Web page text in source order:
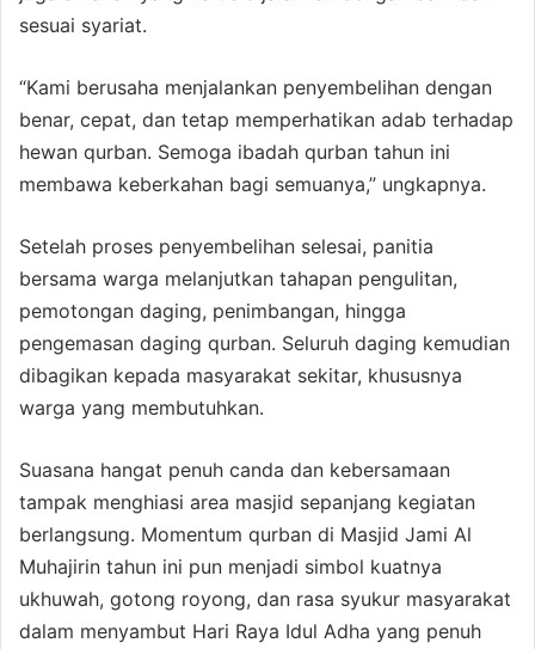
sesuai syariat.
“Kami berusaha menjalankan penyembelihan dengan
benar, cepat, dan tetap memperhatikan adab terhadap
hewan qurban. Semoga ibadah qurban tahun ini
membawa keberkahan bagi semuanya,” ungkapnya.
Setelah proses penyembelihan selesai, panitia
bersama warga melanjutkan tahapan pengulitan,
pemotongan daging, penimbangan, hingga
pengemasan daging qurban. Seluruh daging kemudian
dibagikan kepada masyarakat sekitar, khususnya
warga yang membutuhkan.
Suasana hangat penuh canda dan kebersamaan
tampak menghiasi area masjid sepanjang kegiatan
berlangsung. Momentum qurban di Masjid Jami Al
Muhajirin tahun ini pun menjadi simbol kuatnya
ukhuwah, gotong royong, dan rasa syukur masyarakat
dalam menyambut Hari Raya Idul Adha yang penuh